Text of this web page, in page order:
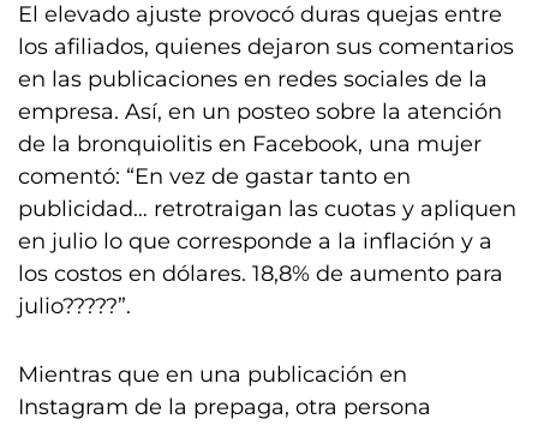
El elevado ajuste provocó duras quejas entre
los afiliados, quienes dejaron sus comentarios
en las publicaciones en redes sociales de la
empresa. Así, en un posteo sobre la atención
de la bronquiolitis en Facebook, una mujer
comentó: “En vez de gastar tanto en
publicidad… retrotraigan las cuotas y apliquen
en julio lo que corresponde a la inflación y a
los costos en dólares. 18,8% de aumento para
julio?????”.
Mientras que en una publicación en
Instagram de la prepaga, otra persona